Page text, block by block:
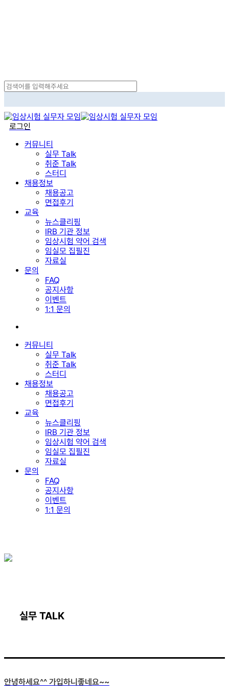
Search
로그인
커뮤니티
실무 Talk
취준 Talk
스터디
채용정보
채용공고
면접후기
교육
뉴스클리핑
IRB 기관 정보
임상시험 약어 검색
임실모 집필진
자료실
문의
FAQ
공지사항
이벤트
1:1 문의
커뮤니티
실무 Talk
취준 Talk
스터디
채용정보
채용공고
면접후기
교육
뉴스클리핑
IRB 기관 정보
임상시험 약어 검색
임실모 집필진
자료실
문의
FAQ
공지사항
이벤트
1:1 문의
실무 TALK
안녕하세요^^ 가입하니좋네요~~